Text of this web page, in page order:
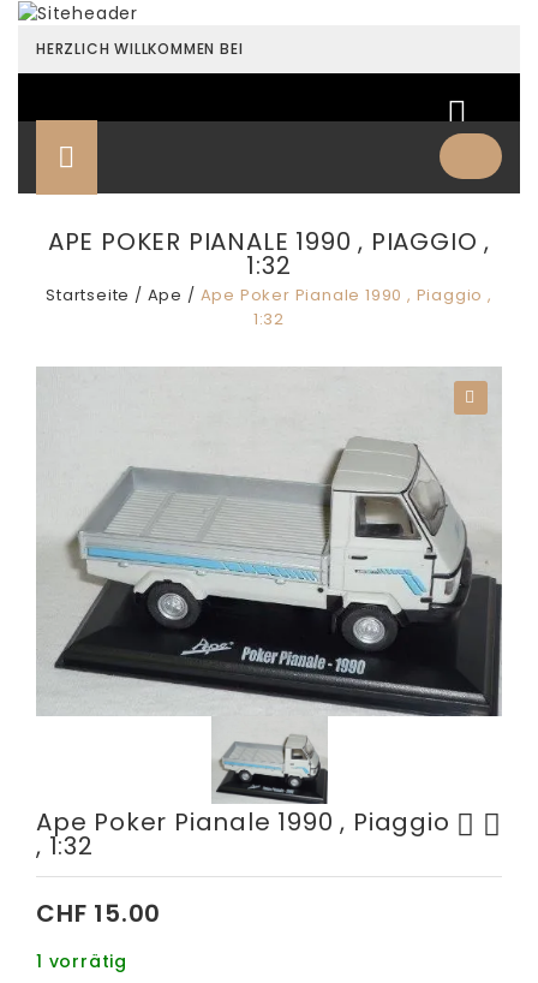
HERZLICH WILLKOMMEN BEI
APE POKER PIANALE 1990 , PIAGGIO ,
1:32
Startseite / Ape / Ape Poker Pianale 1990 , Piaggio ,
1:32
Ape Poker Pianale 1990 , Piaggio
, 1:32
CHF 15.00
1 vorrätig